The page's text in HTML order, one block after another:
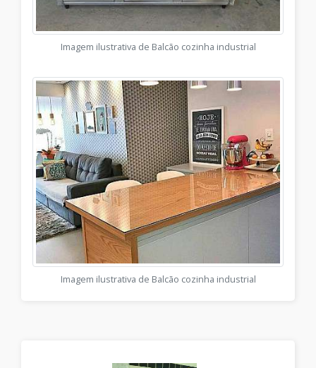
Imagem ilustrativa de Balcão cozinha industrial
Imagem ilustrativa de Balcão cozinha industrial